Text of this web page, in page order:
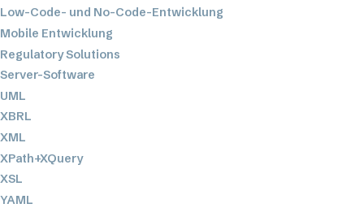
Low-Code- und No-Code-Entwicklung
Mobile Entwicklung
Regulatory Solutions
Server-Software
UML
XBRL
XML
XPath+XQuery
XSL
YAML